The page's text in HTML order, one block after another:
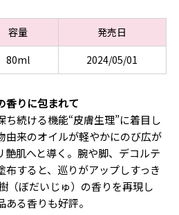
容量
発売日
80ml 2024/05/01
香りに包まれて
ち続ける機能“皮膚生理”に着目し
由来のオイルが軽やかにのび広が
艶肌へと導く。腕や脚、デコルテ
布すると、巡りがアップしすっき
（ぼだいじゅ）の香りを再現し
る香りも好評。